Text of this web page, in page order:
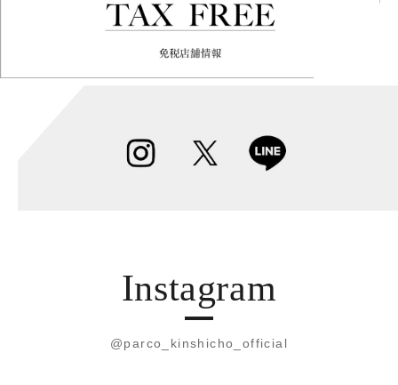
Instagram
@parco_kinshicho_official